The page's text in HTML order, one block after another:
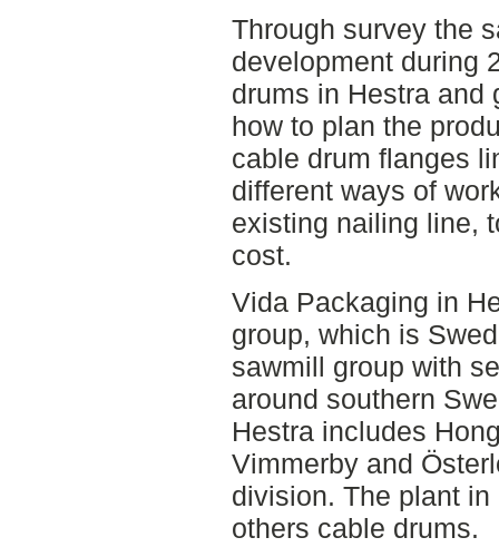
Through survey the
development during
drums in Hestra and
how to plan the
cable drum flanges
different ways of
existing nailing line,
cost.
Vida Packaging in
group, which is
sawmill group with
around southern
Hestra includes
Vimmerby and
division. The plant
others cable drums.